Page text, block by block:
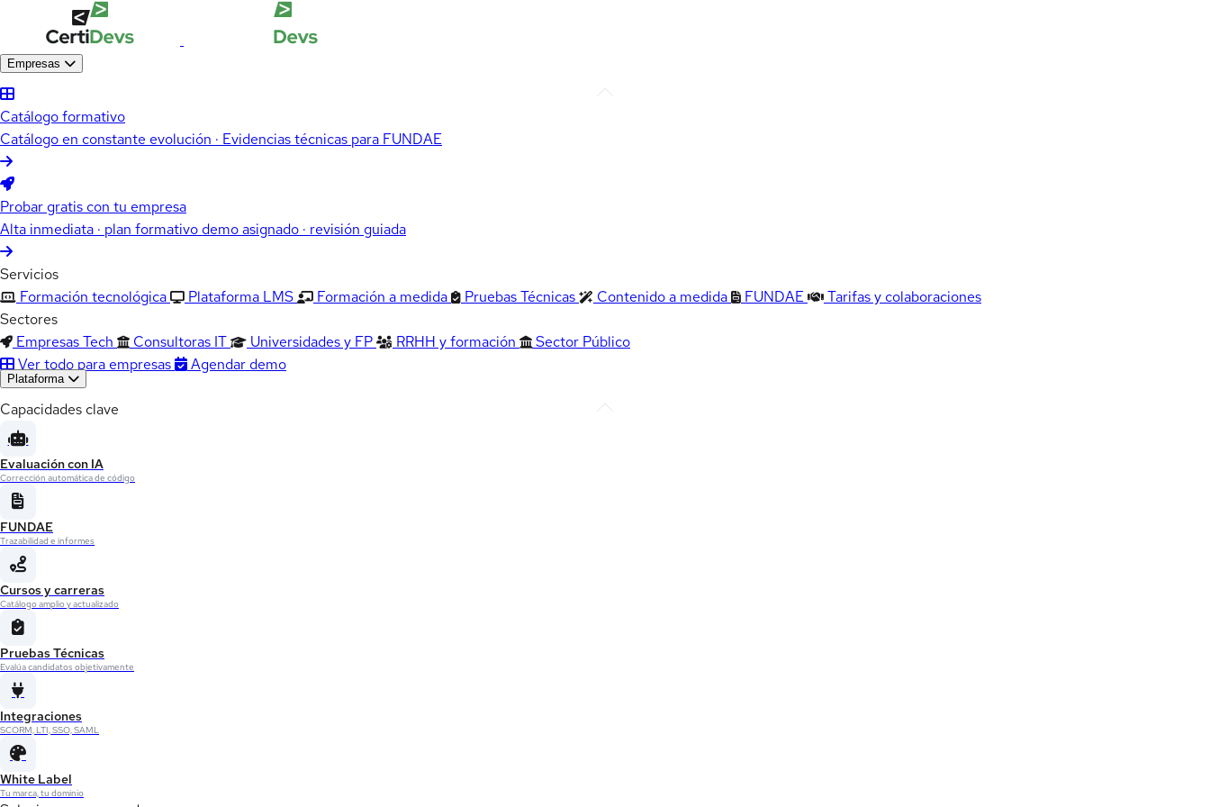
Empresas
Catálogo formativo
Catálogo en constante evolución · Evidencias técnicas para FUNDAE
Probar gratis con tu empresa
Alta inmediata · plan formativo demo asignado · revisión guiada
Servicios
Formación tecnológica
Plataforma LMS Formación a medida Pruebas Técnicas Contenido a medida FUNDAE
Tarifas y colaboraciones
Sectores
Empresas Tech
Consultoras IT Universidades y FP RRHH y formación
Sector Público
Ver todo para empresas
Agendar demo
Plataforma
Capacidades clave
Evaluación con IA
Corrección automática de código
FUNDAE
Trazabilidad e informes
Cursos y carreras
Catálogo amplio y actualizado
Pruebas Técnicas
Evalúa candidatos objetivamente
Integraciones
SCORM, LTI, SSO, SAML
White Label
Tu marca, tu dominio